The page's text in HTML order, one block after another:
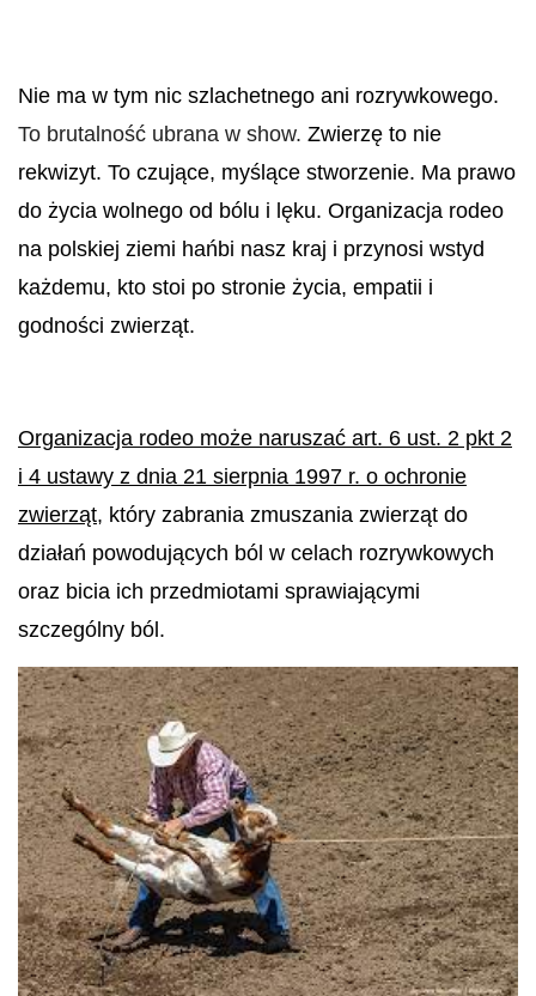
Nie ma w tym nic szlachetnego ani rozrywkowego.
To brutalność ubrana w show. Zwierzę to nie
rekwizyt. To czujące, myślące stworzenie. Ma prawo
do życia wolnego od bólu i lęku. Organizacja rodeo
na polskiej ziemi hańbi nasz kraj i przynosi wstyd
każdemu, kto stoi po stronie życia, empatii i
godności zwierząt.
Organizacja rodeo może naruszać art. 6 ust. 2 pkt 2
i 4 ustawy z dnia 21 sierpnia 1997 r. o ochronie
zwierząt, który zabrania zmuszania zwierząt do
działań powodujących ból w celach rozrywkowych
oraz bicia ich przedmiotami sprawiającymi
szczególny ból.